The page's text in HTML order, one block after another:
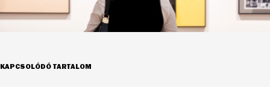
KAPCSOLÓDÓ TARTALOM